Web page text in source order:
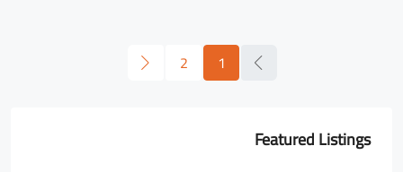
1
2
Featured Listings